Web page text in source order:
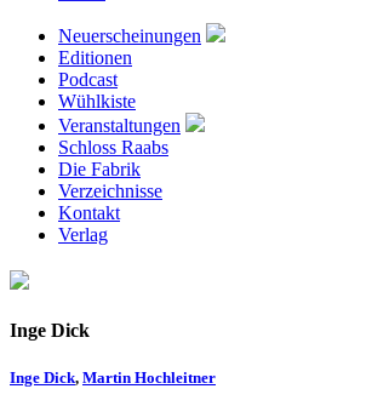
Neuerscheinungen
Editionen
Podcast
Wühlkiste
Veranstaltungen
Schloss Raabs
Die Fabrik
Verzeichnisse
Kontakt
Verlag
Inge Dick
Inge Dick, Martin Hochleitner